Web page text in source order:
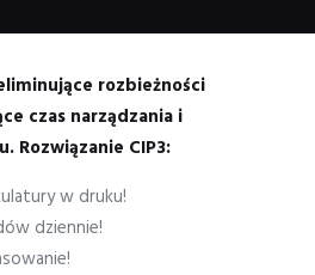
rozbieżności
czas narządzania i
Rozwiązanie CIP3:
w druku!
dziennie!